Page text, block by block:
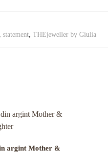
statement, THEjeweller by Giulia
argint Mother &